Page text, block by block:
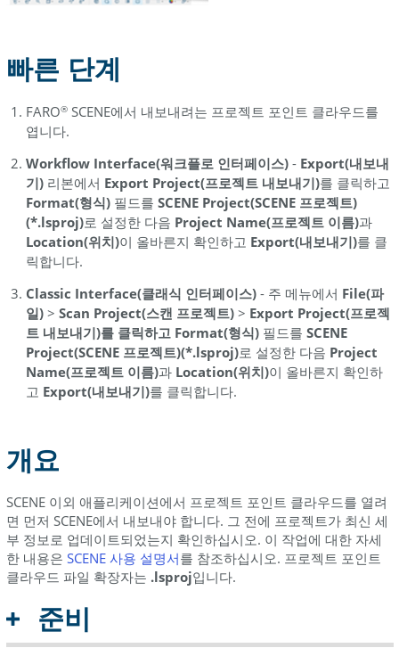
클
인
터
페
이
참
조
빠른 단계
FARO®SCENE에서 내보내려는 프로젝트 포인트 클라우드를
엽니다.
Workflow Interface(워크플로 인터페이스)- Export(내보내
기)리본에서 Export Project(프로젝트 내보내기)를 클릭하고
Format(형식)필드를 SCENE Project(SCENE 프로젝트)
(*.lsproj)로 설정한 다음 Project Name(프로젝트 이름)과
Location(위치)이 올바른지 확인하고 Export(내보내기)를 클
릭합니다.
Classic Interface(클래식 인터페이스)- 주 메뉴에서 File(파
일)> Scan Project(스캔 프로젝트)> Export Project(프로젝
트 내보내기)를 클릭하고 Format(형식)필드를 SCENE
Project(SCENE 프로젝트)(*.lsproj)로 설정한 다음 Project
Name(프로젝트 이름)과 Location(위치)이 올바른지 확인하
고 Export(내보내기)를 클릭합니다.
개요
SCENE 이외 애플리케이션에서 프로젝트 포인트 클라우드를 열려
면 먼저 SCENE에서 내보내야 합니다. 그 전에 프로젝트가 최신 세
부 정보로 업데이트되었는지 확인하십시오. 이 작업에 대한 자세
한 내용은 SCENE 사용 설명서를 참조하십시오. 프로젝트 포인트
클라우드 파일 확장자는 .lsproj입니다.
준비